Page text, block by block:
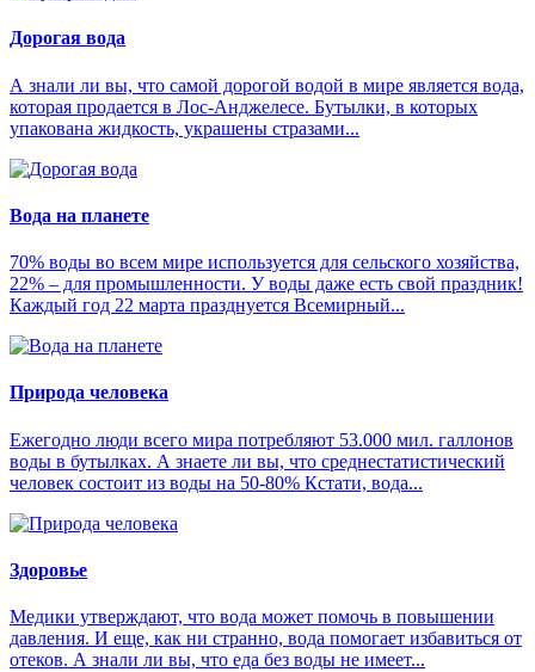
Дорогая вода
А знали ли вы, что самой дорогой водой в мире является вода,
которая продается в Лос-Анджелесе. Бутылки, в которых
упакована жидкость, украшены стразами...
Вода на планете
70% воды во всем мире используется для сельского хозяйства,
22% – для промышленности. У воды даже есть свой праздник!
Каждый год 22 марта празднуется Всемирный...
Природа человека
Ежегодно люди всего мира потребляют 53.000 мил. галлонов
воды в бутылках. А знаете ли вы, что среднестатистический
человек состоит из воды на 50-80% Кстати, вода...
Здоровье
Медики утверждают, что вода может помочь в повышении
давления. И еще, как ни странно, вода помогает избавиться от
отеков. А знали ли вы, что еда без воды не имеет...